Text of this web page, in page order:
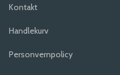
Kontakt
Handlekurv
Personvernpolicy